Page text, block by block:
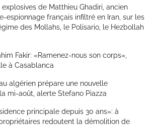
explosives de Matthieu Ghadiri, ancien
espionnage français infiltré en Iran, sur les
des Mollahs, le Polisario, le Hezbollah
Fakir: «Ramenez-nous son corps»,
à Casablanca
algérien prépare une nouvelle
mi-août, alerte Stefano Piazza
principale depuis 30 ans»: à
redoutent la démolition de